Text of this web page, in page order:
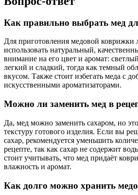
Как правильно выбрать мед
Для приготовления медовой коврижки
использовать натуральный,
внимание на его цвет и аромат:
легкий и сладкий, тогда как темный
вкусом. Также стоит избегать меда с
искусственными ароматизаторами.
Можно ли заменить мед в
Да, мед можно заменить сахаром, но
текстуру готового изделия. Если вы
сахар, рекомендуется уменьшить
рецепте, так как сахар не содержит
стоит учитывать, что мед придаёт
влажность и аромат.
Как долго можно хранить